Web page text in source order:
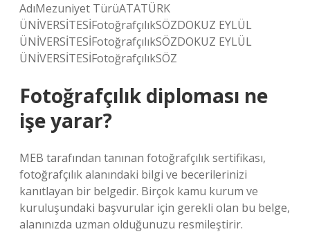
AdıMezuniyet TürüATATÜRK
ÜNİVERSİTESİFotoğrafçılıkSÖZDOKUZ EYLÜL
ÜNİVERSİTESİFotoğrafçılıkSÖZDOKUZ EYLÜL
ÜNİVERSİTESİFotoğrafçılıkSÖZ
Fotoğrafçılık diploması ne
işe yarar?
MEB tarafından tanınan fotoğrafçılık sertifikası,
fotoğrafçılık alanındaki bilgi ve becerilerinizi
kanıtlayan bir belgedir. Birçok kamu kurum ve
kuruluşundaki başvurular için gerekli olan bu belge,
alanınızda uzman olduğunuzu resmileştirir.